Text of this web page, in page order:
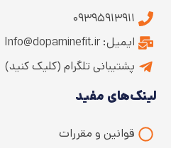
۰۹۳۹۵۹۱۳۹۱۱
ایمیل: Info@dopaminefit.ir
پشتیبانی تلگرام (کلیک کنید)
لینک‌های مفید
قوانین و مقررات